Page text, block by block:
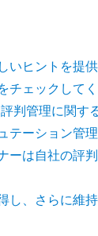
いヒントを提
チェックして
判管理に関す
テーション管
ーは自社の評
し、さらに維持